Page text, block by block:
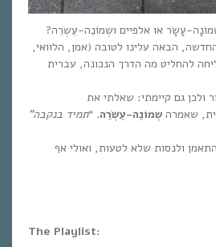
עָשָֹר או אלפיים ושְמוֹנֶה-עֶשְֹרֵה?
הבאה עלינו לטובה (אמן, הלוואי,
להחליט מה הדרך הנכונה, עברית
ולכן גם קיימתי: שאלתי את
שאמרה שְמוֹנֶה-עֶשְֹרֵה. “תמיד בנקבה”
ולנסות שלא לטעות, ואולי אף
The Playlist: